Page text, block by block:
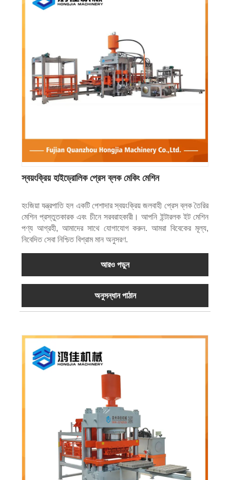
স্বয়ংক্রিয় হাইড্রোলিক প্রেস ব্লক মেকিং মেশিন
হংজিয়া যন্ত্রপাতি হল একটি পেশাদার স্বয়ংক্রিয় জলবাহী প্রেস ব্লক তৈরির
মেশিন প্রস্তুতকারক এবং চীনে সরবরাহকারী। আপনি ইন্টারলক ইট মেশিন
পণ্য আগ্রহী, আমাদের সাথে যোগাযোগ করুন. আমরা বিবেকের মূল্য,
নিবেদিত সেবা নিশ্চিত বিশ্রাম মান অনুসরণ.
আরও পড়ুন
অনুসন্ধান পাঠান